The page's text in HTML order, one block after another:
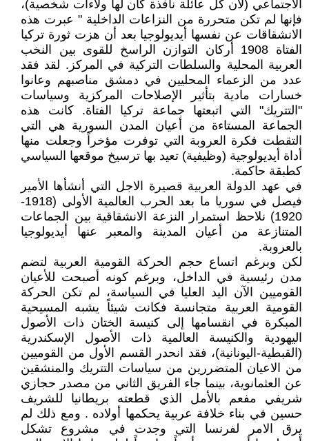
الاجتماعي (لأن كل عائلة نافذة كان لها ولاءات شخصية)،
فإنها لم تكن متحررة من النزاعات الداخلية " عبرت هذه
الانشقاقات عن نفسها أيديولوجيا بعد أن هزت ثورة تركيا
الفتاة 1908 أركان التوازن الراسخ للقوى بين النخب
العربية المحلية والسلطات التركية في المركز. لقد فقد
عدد من الزعماء المحليين في دمشق مناصبهم وعانوا
خسارات مادية بتأثير الإصلاحات المركزية وسياسات
"التتريك" التي اتبعتها جماعة تركيا الفتاة. كانت هذه
الجماعة المستاءة من أعيان المدن السورية هي التي
التقطت فكرة العروبة التي توفرت مؤخراً وجعلت منها
أداة أيديولوجية (وظيفية) تعيد بها ترسيخ موقعها السياسي
كطبقة حاكمة.
في عهد الدولة العربية قصيرة الاجل التي أنشأها الأمير
فيصل في سوريا ما بعد الحرب العالمية الأولى (1918-
1920) نلاحظ استمرار النزعة الانشقاقية بين الجماعات
المتنازعة من أعيان المدينة والمعبر عنها أيديولوجيا
بالعروبة.
لكن وبرغم اتساع حجم الحركة القومية العربية لتضم
مدن رئيسية في الداخل، وبرغم كونه أصبحت للأعيان
القوميين الآن اليد العليا في السياسة، لم تكن الحركة
القومية العربية متجانسة فكانت شيئاً يشبه المسيحية
المبكرة في انقسامها إلى كنيسة الختان ذات الأصول
اليهودية والكنيسة العالمية ذات الأصول الإسكندرية
(القبطية-اليونانية)، فقد انحدر القسم الأول من القوميين
من الاعيان المتضررين من سياسات التتريك والمنشقين
عن العثمانوية، بينما جاء الفريق الثاني من مصدر حجازي
شريفي مفعم بالأمل الذي قطعته بريطانيا للشريف
حسين في بناء خلافة عربية يحكمها أولاده . ومع ذلك لم
يرق الامر لفرنسا التي وجدت في مشروع تشكل